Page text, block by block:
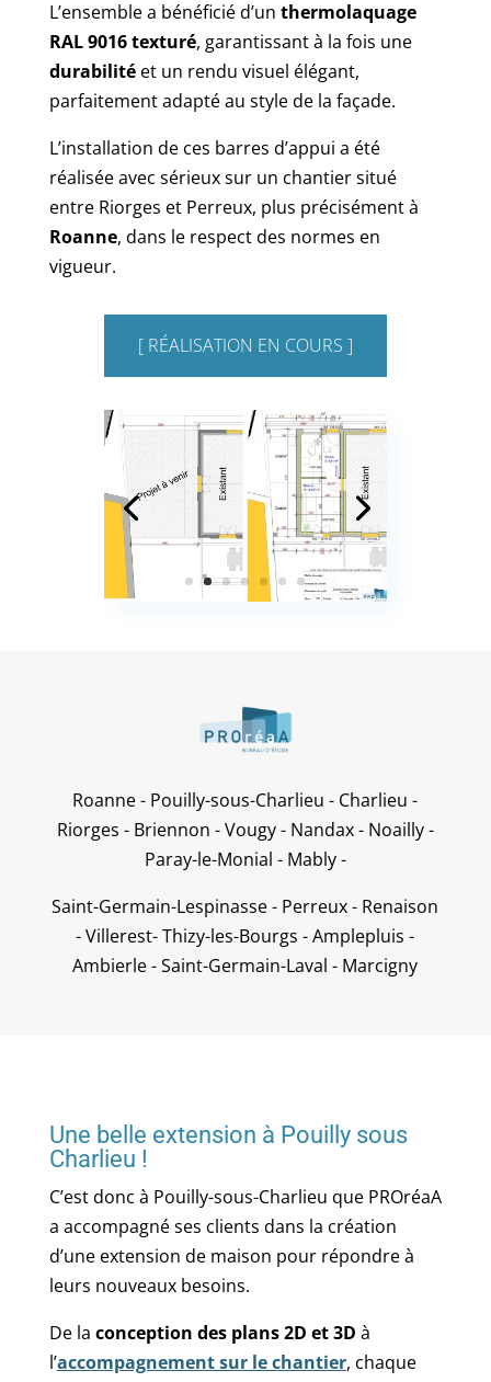
L’ensemble a bénéficié d’un thermolaquage
RAL 9016 texturé, garantissant à la fois une
durabilité et un rendu visuel élégant,
parfaitement adapté au style de la façade.
L’installation de ces barres d’appui a été
réalisée avec sérieux sur un chantier situé
entre Riorges et Perreux, plus précisément à
Roanne, dans le respect des normes en
vigueur.
[ RÉALISATION EN COURS ]
Roanne - Pouilly-sous-Charlieu - Charlieu -
Riorges - Briennon - Vougy - Nandax - Noailly -
Paray-le-Monial - Mably -
Saint-Germain-Lespinasse - Perreux - Renaison
- Villerest- Thizy-les-Bourgs - Amplepluis -
Ambierle - Saint-Germain-Laval - Marcigny
Une belle extension à Pouilly sous
Charlieu !
C’est donc à Pouilly-sous-Charlieu que PROréaA
a accompagné ses clients dans la création
d’une extension de maison pour répondre à
leurs nouveaux besoins.
De la conception des plans 2D et 3D à
l’accompagnement sur le chantier, chaque